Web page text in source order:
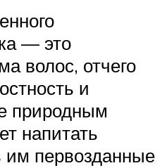
— это
волос, отчего
и
природным
напитать
им первозданные